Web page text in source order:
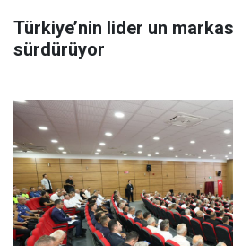
Türkiye’nin lider un
sürdürüyor